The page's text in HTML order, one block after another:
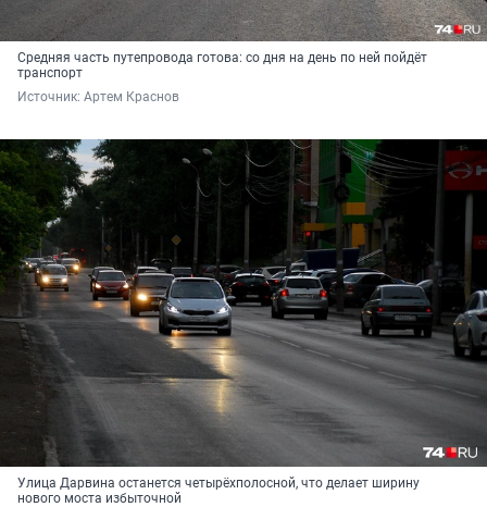
Средняя часть путепровода готова: со дня на день по ней пойдёт
транспорт
Источник: Артем Краснов
Улица Дарвина останется четырёхполосной, что делает ширину
нового моста избыточной